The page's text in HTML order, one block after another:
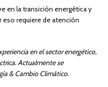
en la transición energética y
eso requiere de atención
en el sector energético,
Actualmente se
& Cambio Climático.